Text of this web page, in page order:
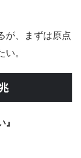
が、まずは原点
。